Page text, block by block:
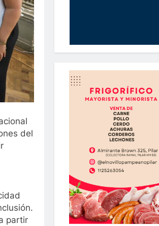
del
partir